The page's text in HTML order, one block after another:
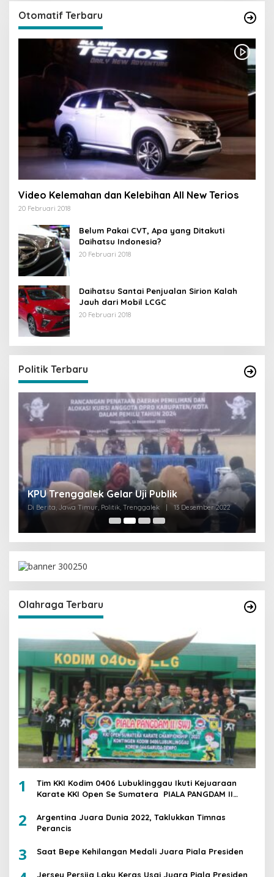
Otomatif Terbaru
Video Kelemahan dan Kelebihan All New Terios
20 Februari 2018
Belum Pakai CVT, Apa yang Ditakuti
Daihatsu Indonesia?
20 Februari 2018
Daihatsu Santai Penjualan Sirion Kalah
Jauh dari Mobil LCGC
20 Februari 2018
Politik Terbaru
KPU Trenggalek Gelar Uji Publik
Di Berita, Jawa Timur, Politik, Trenggalek | 13 Desember 2022
Olahraga Terbaru
1
Tim KKI Kodim 0406 Lubuklinggau Ikuti Kejuaraan
Karate KKI Open Se Sumatera PIALA PANGDAM II
2
Argentina Juara Dunia 2022, Taklukkan Timnas
Perancis
3 Saat Bepe Kehilangan Medali Juara Piala Presiden
Jersey Persija Laku Keras Usai Juara Piala Presiden